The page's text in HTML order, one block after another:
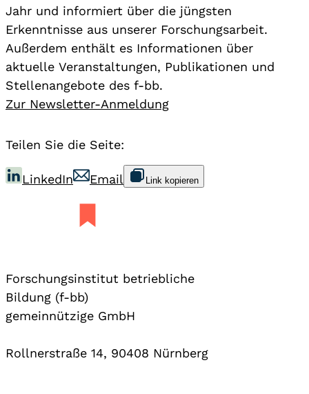
Jahr und informiert über die jüngsten
Erkenntnisse aus unserer Forschungsarbeit.
Außerdem enthält es Informationen über
aktuelle Veranstaltungen, Publikationen und
Stellenangebote des f-bb.
Zur Newsletter-Anmeldung
Teilen Sie die Seite:
LinkedIn Email Link kopieren
Forschungsinstitut betriebliche
Bildung (f-bb)
gemeinnützige GmbH
Rollnerstraße 14, 90408 Nürnberg